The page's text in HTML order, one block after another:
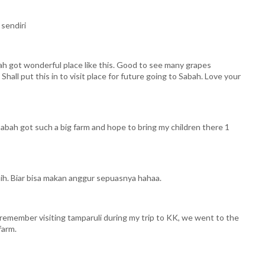
sendiri
got wonderful place like this. Good to see many grapes
put this in to visit place for future going to Sabah. Love your
got such a big farm and hope to bring my children there 1
Biar bisa makan anggur sepuasnya hahaa.
visiting tamparuli during my trip to KK, we went to the